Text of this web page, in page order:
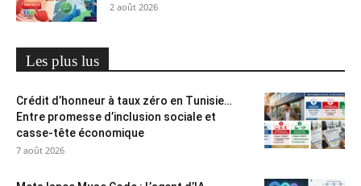
2 août 2026
Les plus lus
Crédit d’honneur à taux zéro en Tunisie…
Entre promesse d’inclusion sociale et
casse-tête économique
7 août 2026